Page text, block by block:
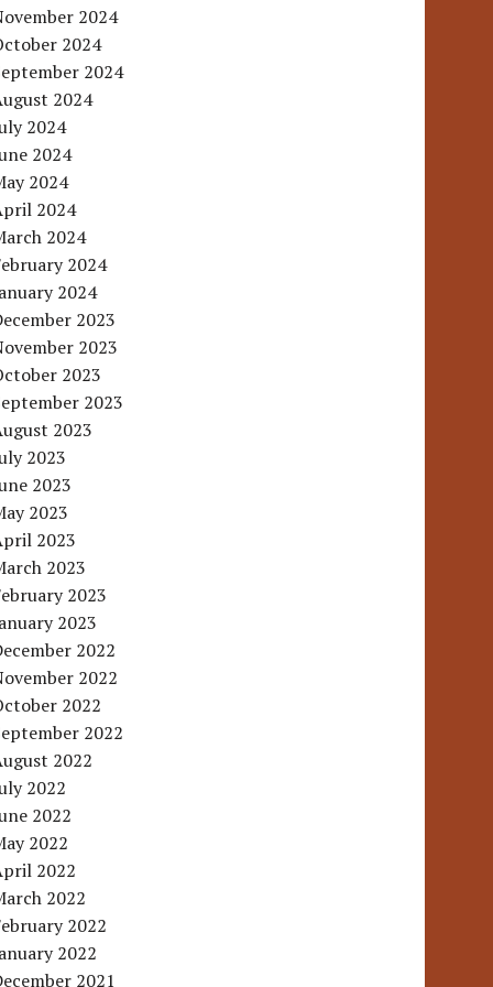
2024
2024
2024
2024
2024
2024
2024
2024
2024
2024
2024
2023
2023
2023
2023
2023
2023
2023
2023
2023
2023
2023
2023
2022
2022
2022
2022
2022
2022
2022
2022
2022
2022
2022
2022
2021